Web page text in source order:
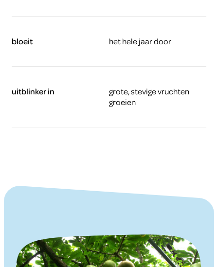
bloeit het hele jaar door
uitblinker in
grote, stevige vruchten
groeien